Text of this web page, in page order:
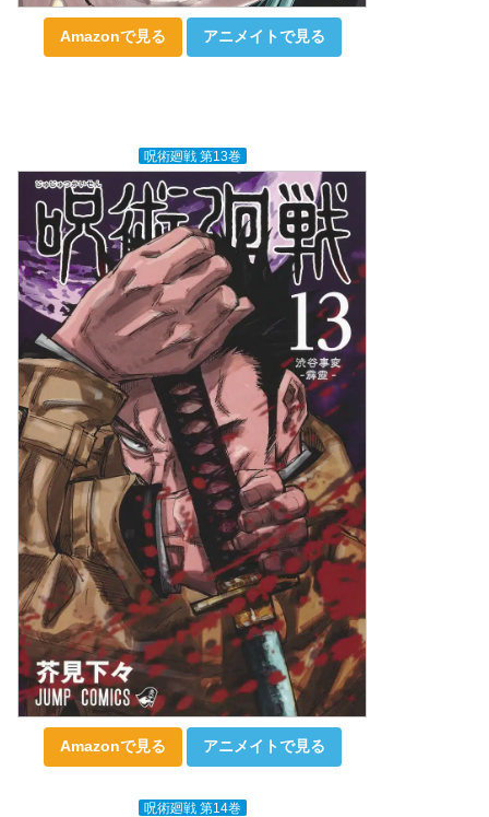
Amazonで見る アニメイトで見る
呪術廻戦 第13巻
Amazonで見る アニメイトで見る
呪術廻戦 第14巻